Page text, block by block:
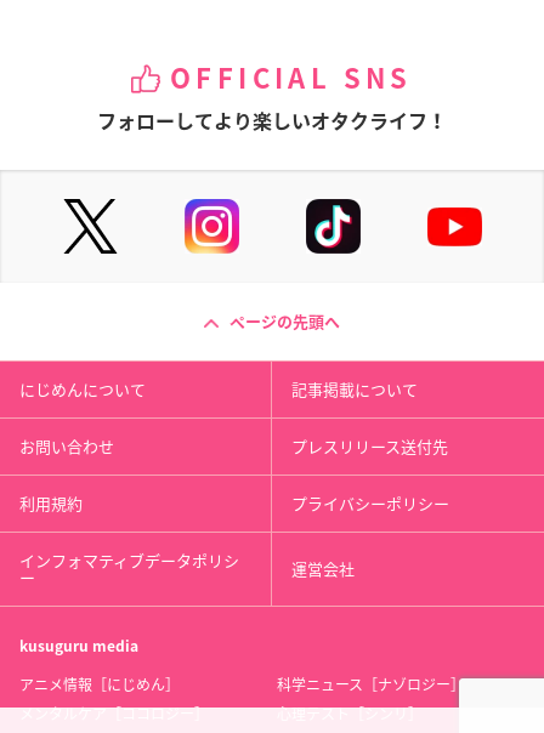
OFFICIAL SNS
フォローしてより楽しいオタクライフ！
ページの先頭へ
にじめんについて 記事掲載について
お問い合わせ プレスリリース送付先
利用規約 プライバシーポリシー
インフォマティブデータポリシ
ー 運営会社
kusuguru media
アニメ情報［にじめん］
科学ニュース［ナゾロジー］
メンタルケア［ココロジー］
心理テスト［シンリ］